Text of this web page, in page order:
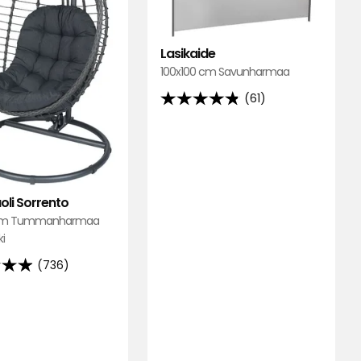
Sorrento
Tummanharmaa
(736)
Lasikaide
100x100 cm Savunharmaa
(61)
4.8